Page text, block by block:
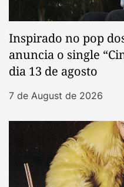
Inspirado no pop
anuncia o single
dia 13 de agosto
7 de August de 2026